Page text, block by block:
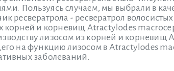
Пользуясь случаем, мы выбрали в
ресвератрола - ресвератрол
корней и корневищ Atractylodes
лизосом из корней и корневищ
на функцию лизосом в Atractylodes
заболеваний.